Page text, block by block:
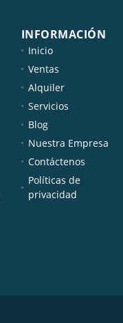
INFORMACIÓN
Inicio
Ventas
Alquiler
Servicios
Blog
Nuestra Empresa
Contáctenos
Políticas de
privacidad